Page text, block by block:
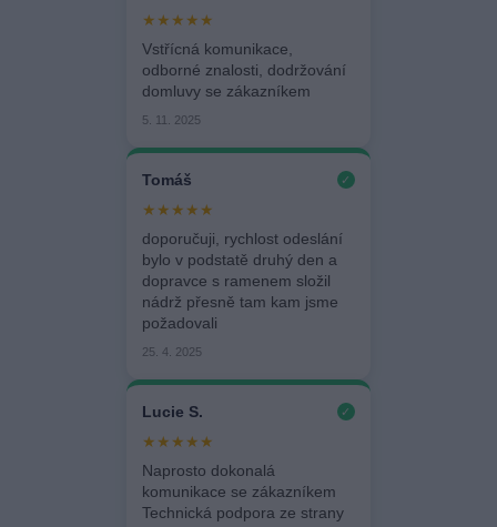
★★★★★
Vstřícná komunikace,
odborné znalosti, dodržování
domluvy se zákazníkem
5. 11. 2025
Tomáš ✓
★★★★★
doporučuji, rychlost odeslání
bylo v podstatě druhý den a
dopravce s ramenem složil
nádrž přesně tam kam jsme
požadovali
25. 4. 2025
Lucie S. ✓
★★★★★
Naprosto dokonalá
komunikace se zákazníkem
Technická podpora ze strany